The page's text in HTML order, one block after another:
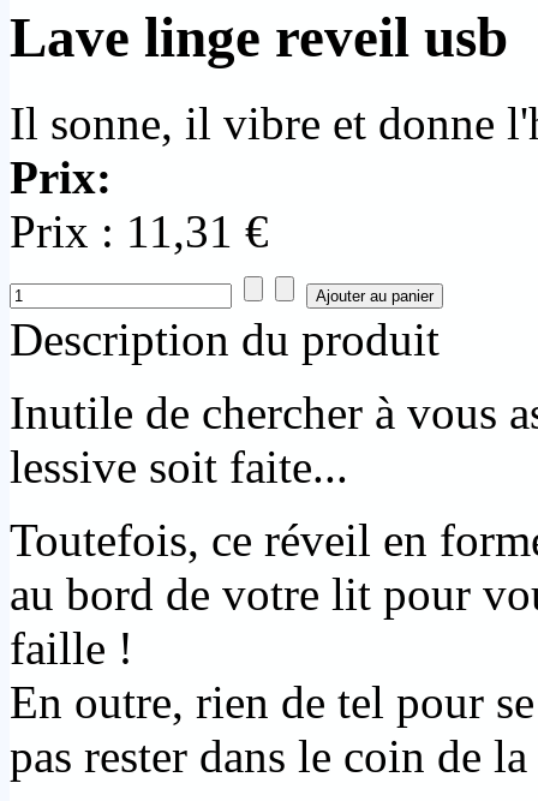
Lave linge reveil usb
Il sonne, il vibre et donne
Prix:
Prix : 11,31 €
Description du produit
Inutile de chercher à vous
lessive soit faite...
Toutefois, ce réveil en
au bord de votre lit pour
faille !
En outre, rien de tel pour
pas rester dans le coin de